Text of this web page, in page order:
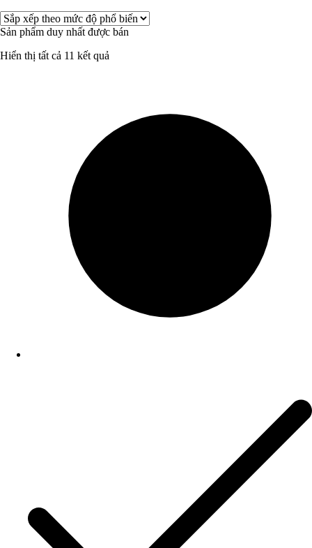
Sản phẩm duy nhất được bán
Hiển thị tất cả 11 kết quả